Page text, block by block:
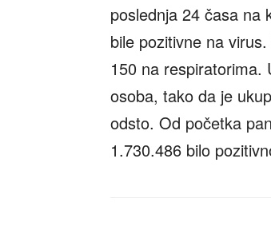
poslednja 24 časa na
bile pozitivne na
150 na respiratorima.
osoba, tako da je
odsto. Od početka
1.730.486 bilo